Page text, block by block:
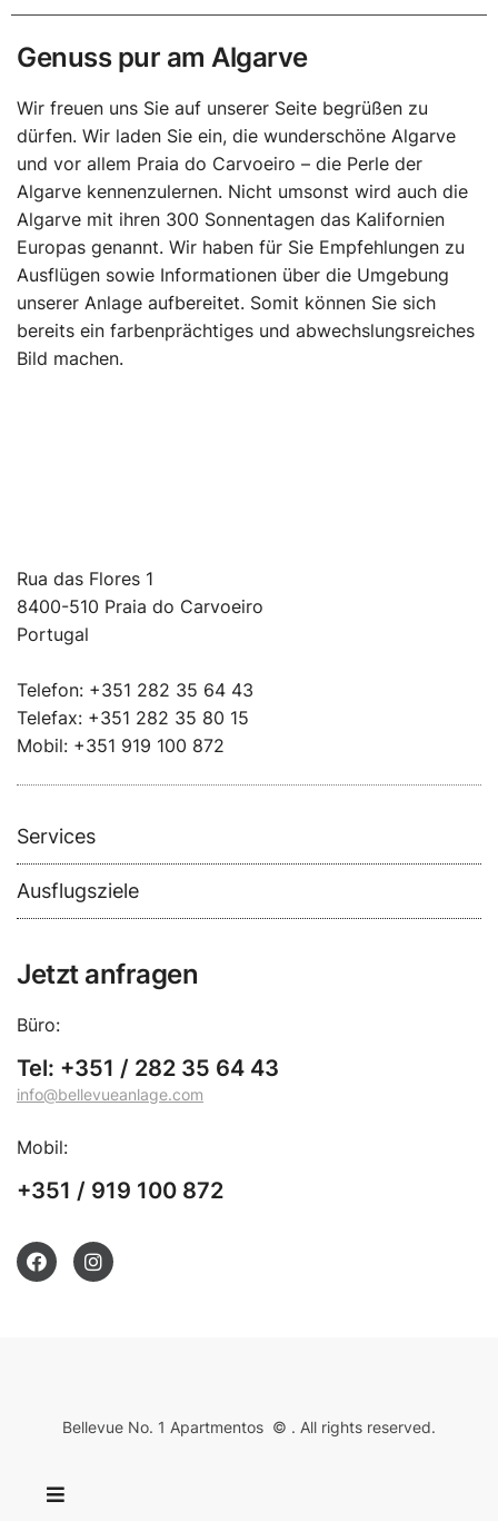
Genuss pur am Algarve
Wir freuen uns Sie auf unserer Seite begrüßen zu
dürfen. Wir laden Sie ein, die wunderschöne Algarve
und vor allem Praia do Carvoeiro – die Perle der
Algarve kennenzulernen. Nicht umsonst wird auch die
Algarve mit ihren 300 Sonnentagen das Kalifornien
Europas genannt. Wir haben für Sie Empfehlungen zu
Ausflügen sowie Informationen über die Umgebung
unserer Anlage aufbereitet. Somit können Sie sich
bereits ein farbenprächtiges und abwechslungsreiches
Bild machen.
Rua das Flores 1
8400-510 Praia do Carvoeiro
Portugal
Telefon: +351 282 35 64 43
Telefax: +351 282 35 80 15
Mobil: +351 919 100 872
Services
Ausflugsziele
Jetzt anfragen
Büro:
Tel: +351 / 282 35 64 43
info@bellevueanlage.com
Mobil:
+351 / 919 100 872
Bellevue No. 1 Apartmentos © . All rights reserved.